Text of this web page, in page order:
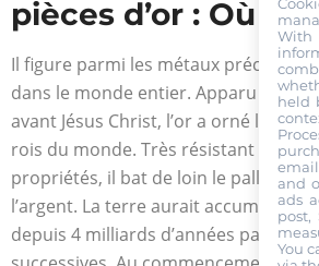
pièces d’or : Où
Il figure parmi les métaux précieux
dans le monde entier. Apparu au
avant Jésus Christ, l’or a orné
rois du monde. Très résistant et doté
propriétés, il bat de loin le
l’argent. La terre aurait accumulé
depuis 4 milliards d’années par des
With
held
and
ads
post,
You